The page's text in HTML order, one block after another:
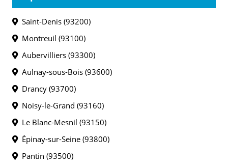
Saint-Denis (93200)
Montreuil (93100)
Aubervilliers (93300)
Aulnay-sous-Bois (93600)
Drancy (93700)
Noisy-le-Grand (93160)
Le Blanc-Mesnil (93150)
Épinay-sur-Seine (93800)
Pantin (93500)